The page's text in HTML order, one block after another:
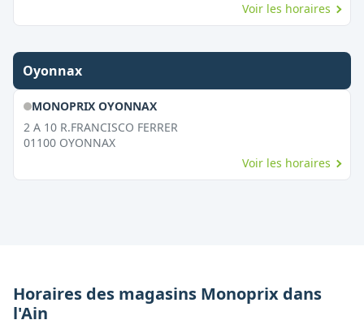
Voir les horaires
Oyonnax
MONOPRIX OYONNAX
2 A 10 R.FRANCISCO FERRER
01100 OYONNAX
Voir les horaires
Horaires des magasins Monoprix dans
l'Ain